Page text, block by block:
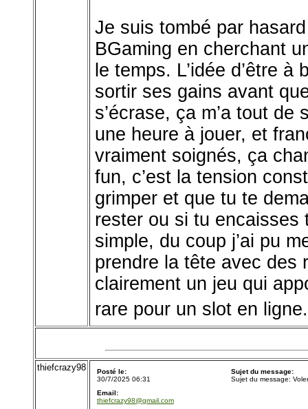
Je suis tombé par
BGaming en cherchant
le temps. L’idée d’être
sortir ses gains avant
s’écrase, ça m’a tout de
une heure à jouer, et
vraiment soignés, ça
fun, c’est la tension
grimper et que tu te
rester ou si tu encaisses
simple, du coup j’ai pu
prendre la tête avec des
clairement un jeu qui
rare pour un slot en ligne.
thiefcrazy98
Posté le:
30/7/2025 06:31
Sujet du message:
Sujet du message:
Email:
thiefcrazy98@gmail.com